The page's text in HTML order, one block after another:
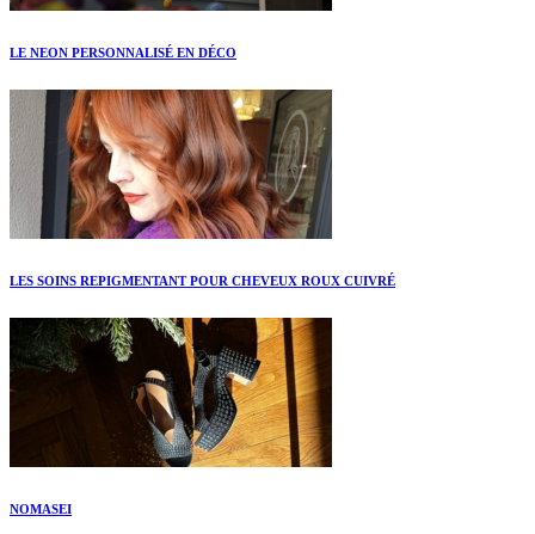
LE NEON PERSONNALISÉ EN DÉCO
LES SOINS REPIGMENTANT POUR CHEVEUX ROUX CUIVRÉ
NOMASEI